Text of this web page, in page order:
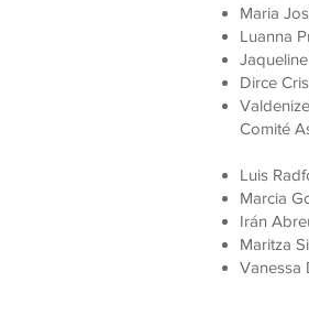
Maria
Luanna
Dirce
Comité
Luis
Marcia
Irán
Maritza
Vanessa